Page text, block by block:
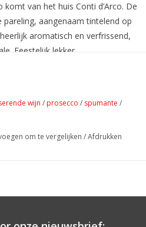
van het huis Conti d’Arco. De
aangenaam tintelend op
aromatisch en verfrissend,
Feestelijk lekker.
wijn / prosecco / spumante /
om te vergelijken /Afdrukken